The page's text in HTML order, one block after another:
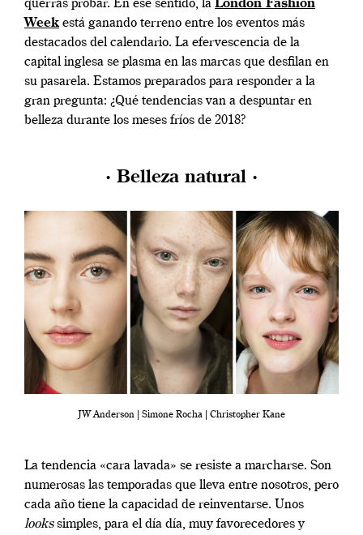
querrás probar. En ese sentido, la London Fashion
Week está ganando terreno entre los eventos más
destacados del calendario. La efervescencia de la
capital inglesa se plasma en las marcas que desfilan en
su pasarela. Estamos preparados para responder a la
gran pregunta: ¿Qué tendencias van a despuntar en
belleza durante los meses fríos de 2018?
· Belleza natural ·
JW Anderson | Simone Rocha | Christopher Kane
La tendencia «cara lavada» se resiste a marcharse. Son
numerosas las temporadas que lleva entre nosotros, pero
cada año tiene la capacidad de reinventarse. Unos
lookssimples, para el día día, muy favorecedores y